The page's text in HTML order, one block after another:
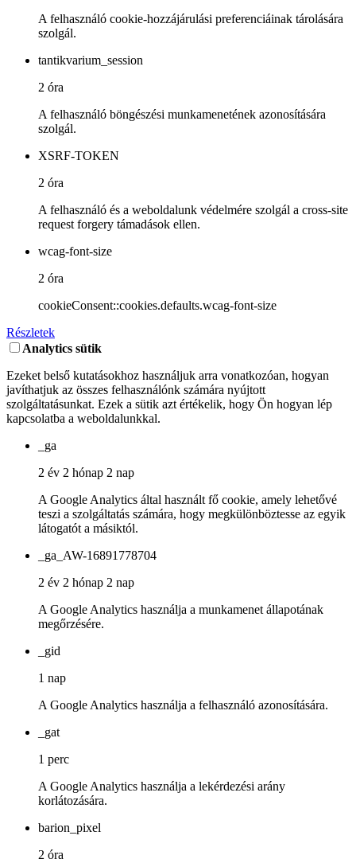
A felhasználó cookie-hozzájárulási preferenciáinak tárolására
szolgál.
tantikvarium_session
2 óra
A felhasználó böngészési munkamenetének azonosítására
szolgál.
XSRF-TOKEN
2 óra
A felhasználó és a weboldalunk védelmére szolgál a cross-site
request forgery támadások ellen.
wcag-font-size
2 óra
cookieConsent::cookies.defaults.wcag-font-size
Részletek
Analytics sütik
Ezeket belső kutatásokhoz használjuk arra vonatkozóan, hogyan
javíthatjuk az összes felhasználónk számára nyújtott
szolgáltatásunkat. Ezek a sütik azt értékelik, hogy Ön hogyan lép
kapcsolatba a weboldalunkkal.
_ga
2 év 2 hónap 2 nap
A Google Analytics által használt fő cookie, amely lehetővé
teszi a szolgáltatás számára, hogy megkülönböztesse az egyik
látogatót a másiktól.
_ga_AW-16891778704
2 év 2 hónap 2 nap
A Google Analytics használja a munkamenet állapotának
megőrzésére.
_gid
1 nap
A Google Analytics használja a felhasználó azonosítására.
_gat
1 perc
A Google Analytics használja a lekérdezési arány
korlátozására.
barion_pixel
2 óra